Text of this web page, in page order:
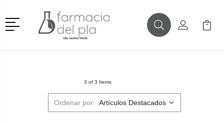
Menú
BuscarMi Cuenta
Mi
3 of 3 Items
Ordenar por: